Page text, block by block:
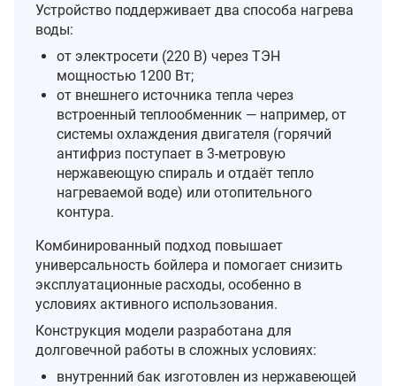
Устройство поддерживает два способа нагрева
воды:
от электросети (220 В) через ТЭН
мощностью 1200 Вт;
от внешнего источника тепла через
встроенный теплообменник — например, от
системы охлаждения двигателя (горячий
антифриз поступает в 3‑метровую
нержавеющую спираль и отдаёт тепло
нагреваемой воде) или отопительного
контура.
Комбинированный подход повышает
универсальность бойлера и помогает снизить
эксплуатационные расходы, особенно в
условиях активного использования.
Конструкция модели разработана для
долговечной работы в сложных условиях:
внутренний бак изготовлен из нержавеющей